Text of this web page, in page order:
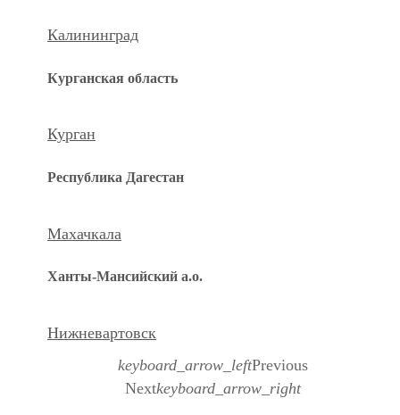
Калининград
Курганская область
Курган
Республика Дагестан
Махачкала
Ханты-Мансийский а.о.
Нижневартовск
keyboard_arrow_leftPrevious
Nextkeyboard_arrow_right